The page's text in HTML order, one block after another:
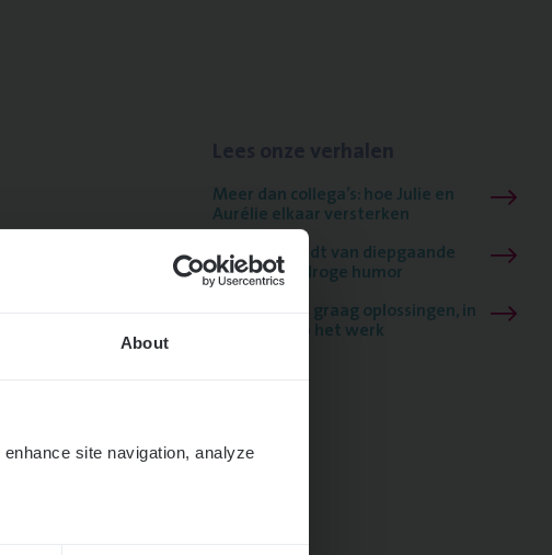
About
site navigation, analyze
Meer dan collega’s: hoe Julie en
Aurélie elkaar versterken
Mathias houdt van diepgaande
dossiers én droge humor
Thalia zoekt graag oplossingen, in
games én op het werk